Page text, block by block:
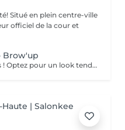
officiel de la cour et
Brow'up
BROW'Up Rehaussez vos sourcils ! Optez pour un look tendance ! Découvrez cette toute dernière tendance ! Le principe consiste à modifier le mouvement de vos poils de manière durable (+/- 6 semaines) en les rehaussant vers le haut et/ou dans leur mouvement naturel. Pourquoi ? Le sourcil sera plus ouvert, plus dense, il ouvrira considérablement le regard. Très utilisé par les plus grands maquilleurs, le coiffage du sourcil vers le haut à un vrai impact sur le regard, qui parait comme lifté, rehaussé. Egalement très utilisé en Amérique latine et en Asie, car les poils ont tendance à chuter vers le bas. Cette technique permet de les discipliner pour obtenir une ligne harmonieuse. Très utile également pour des sourcils qui frisent, qui prennent de mauvais plis , ou qui sont trop longs. Le but étant de les plaquer dans le sens le plus optimal . Messieurs, cette technique peut également vous convenir pour discipliner les volumes ! Sublime mariage avec une teinture 3D/HD Brow